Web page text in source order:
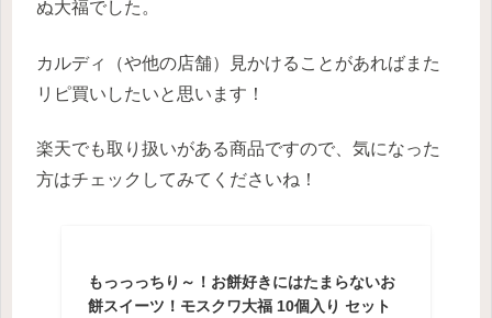
ぬ大福でした。
カルディ（や他の店舗）見かけることがあればまた
リピ買いしたいと思います！
楽天でも取り扱いがある商品ですので、気になった
方はチェックしてみてくださいね！
もっっっちり～！お餅好きにはたまらないお
餅スイーツ！モスクワ大福 10個入り セット